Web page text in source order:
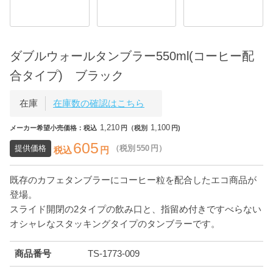
ダブルウォールタンブラー550ml(コーヒー配
合タイプ) ブラック
在庫 在庫数の確認はこちら
メーカー希望小売価格：税込 1,210 円（税別 1,100 円)
提供価格 税込605 円 （税別 550 円）
既存のカフェタンブラーにコーヒー粒を配合したエコ商品が
登場。
スライド開閉の2タイプの飲み口と、指留め付きですべらない
オシャレなスタッキングタイプのタンブラーです。
商品番号 TS-1773-009